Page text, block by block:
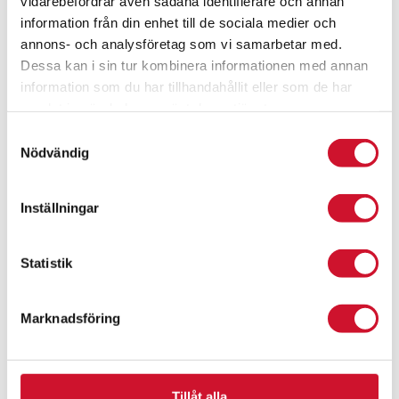
information från din enhet till de sociala medier och
annons- och analysföretag som vi samarbetar med.
Dessa kan i sin tur kombinera informationen med annan
information som du har tillhandahållit eller som de har
Nödvändig
Inställningar
Statistik
Marknadsföring
Segelbåt i metall